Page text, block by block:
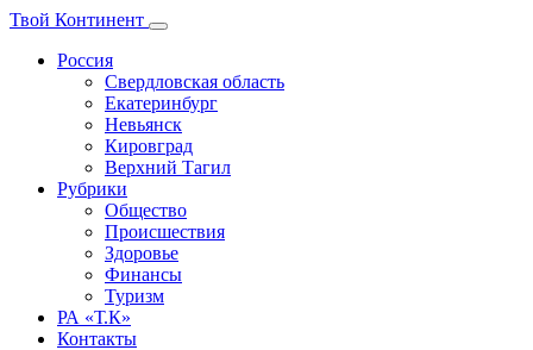
Твой Континент
Россия
Свердловская область
Екатеринбург
Невьянск
Кировград
Верхний Тагил
Рубрики
Общество
Происшествия
Здоровье
Финансы
Туризм
РА «Т.К»
Контакты